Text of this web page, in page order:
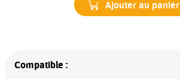
Ajouter au panier
Compatible :